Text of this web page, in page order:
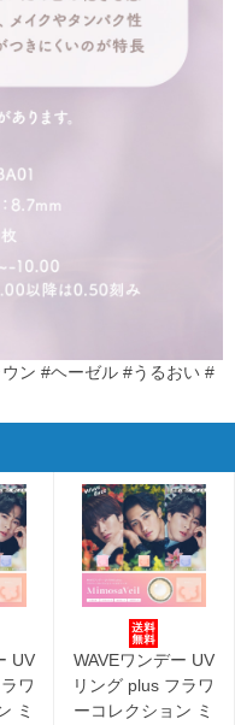
ン #ヘーゼル #うるおい #
UV
ワ
ミ
WAVEワンデー UV
リング plus フラワ
ーコレクション ミ